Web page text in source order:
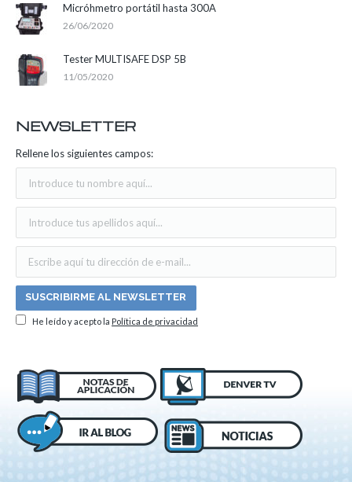
Micróhmetro portátil hasta 300A
26/06/2020
Tester MULTISAFE DSP 5B
11/05/2020
NEWSLETTER
Rellene los siguientes campos:
He leído y acepto la Política de privacidad